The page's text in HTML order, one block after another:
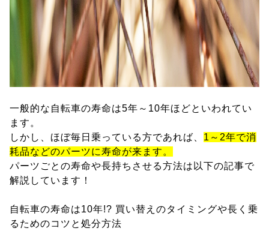
一般的な自転車の寿命は5年～10年ほどといわれてい
ます。
しかし、ほぼ毎日乗っている方であれば、 1～2年で消
耗品などのパーツに寿命が来ます。
パーツごとの寿命や長持ちさせる方法は以下の記事で
解説しています！
自転車の寿命は10年!? 買い替えのタイミングや長く乗
るためのコツと処分方法